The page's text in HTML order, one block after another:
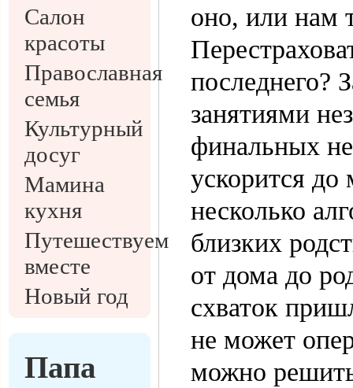
Салон
красоты
Православная
семья
Культурный
досуг
Мамина
кухня
Путешествуем
вместе
Новый год
Папа
оно, или нам
последнего?
занятиями
финальных
ускорится до
несколько
близких
от дома до
схваток
не может
можно